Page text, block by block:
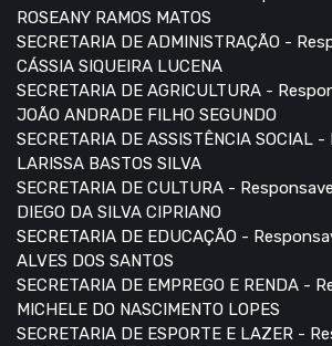
ROSEANY RAMOS MATOS
SECRETARIA DE ADMINISTRAÇÃO -
CÁSSIA SIQUEIRA LUCENA
SECRETARIA DE AGRICULTURA -
JOÃO ANDRADE FILHO SEGUNDO
SECRETARIA DE ASSISTÊNCIA SOCIAL
LARISSA BASTOS SILVA
SECRETARIA DE CULTURA -
DIEGO DA SILVA CIPRIANO
SECRETARIA DE EDUCAÇÃO -
ALVES DOS SANTOS
SECRETARIA DE EMPREGO E RENDA -
MICHELE DO NASCIMENTO LOPES
SECRETARIA DE ESPORTE E LAZER -